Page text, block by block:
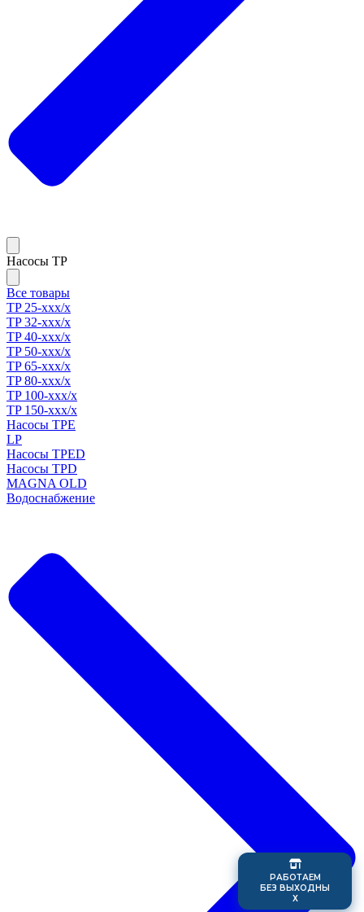
Насосы TP
Все товары
TP 25-xxx/x
TP 32-xxx/x
TP 40-xxx/x
TP 50-xxx/x
TP 65-xxx/x
TP 80-xxx/x
TP 100-xxx/x
TP 150-xxx/x
Насосы TPE
LP
Насосы TPED
Насосы TPD
MAGNA OLD
Водоснабжение
РАБОТАЕМ
БЕЗ ВЫХОДНЫ
Х